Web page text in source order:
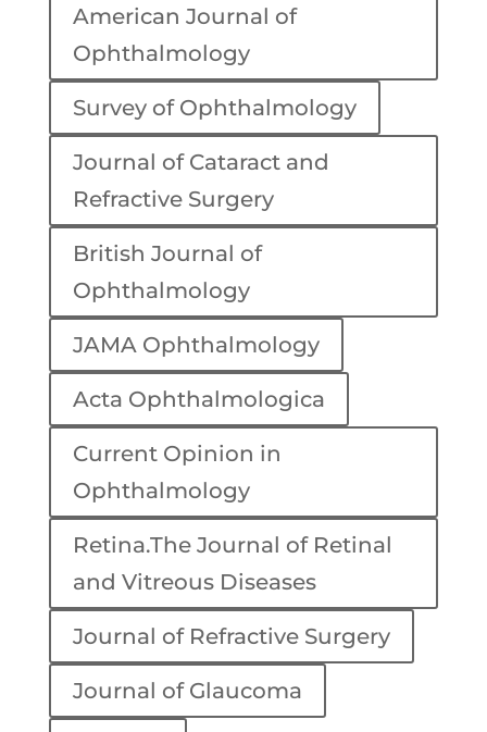
American Journal of
Ophthalmology
Survey of Ophthalmology
Journal of Cataract and
Refractive Surgery
British Journal of
Ophthalmology
JAMA Ophthalmology
Acta Ophthalmologica
Current Opinion in
Ophthalmology
Retina.The Journal of Retinal
and Vitreous Diseases
Journal of Refractive Surgery
Journal of Glaucoma